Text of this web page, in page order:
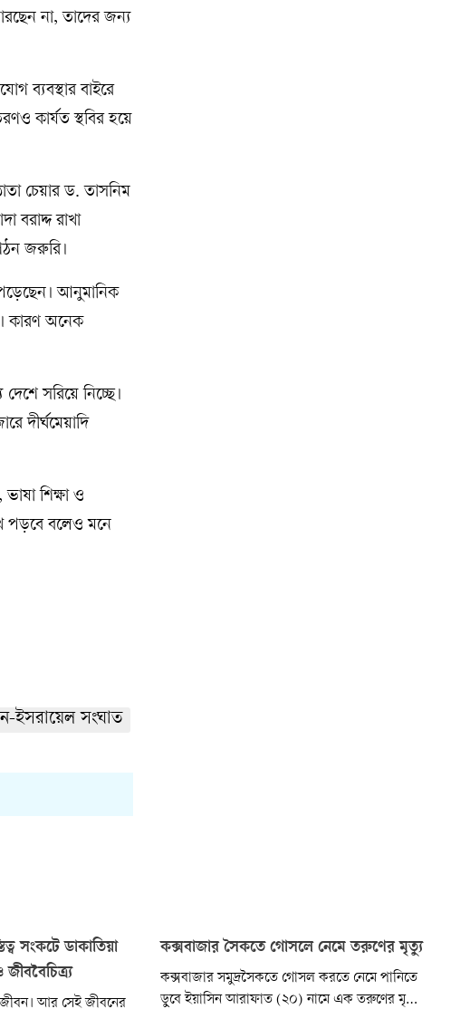
না, তাদের জন্য
ব্যবস্থার বাইরে
কার্যত স্থবির হয়ে
চেয়ার ড. তাসনিম
বরাদ্দ রাখা
জরুরি।
পড়েছেন। আনুমানিক
কারণ অনেক
সরিয়ে নিচ্ছে।
দীর্ঘমেয়াদি
শিক্ষা ও
পড়বে বলেও মনে
ইসরায়েল সংঘাত
সংকটে ডাকাতিয়া
জীববৈচিত্র্য
আর সেই জীবনের
কক্সবাজার সৈকতে গোসলে নেমে তরুণের মৃত্যু
কক্সবাজার সমুদ্রসৈকতে গোসল করতে নেমে পানিতে
ডুবে ইয়াসিন আরাফাত (২০) নামে এক তরুণের মৃত্যু